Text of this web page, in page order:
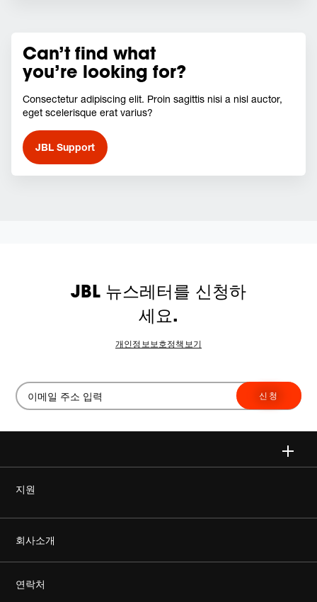
Can’t find what
you’re looking for?
Consectetur adipiscing elit. Proin sagittis nisi a nisl auctor,
eget scelerisque erat varius?
JBL Support
JBL 뉴스레터를 신청하
세요.
개인정보보호정책보기
신청
지원
정품을 구매하세요
회사소개
Harman Corporate
연락처